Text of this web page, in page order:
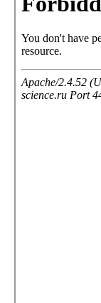
содержимому
PDF